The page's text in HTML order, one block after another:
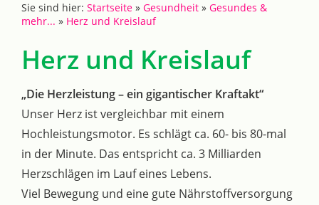
Sie sind hier: Startseite » Gesundheit » Gesundes &
mehr... » Herz und Kreislauf
Herz und Kreislauf
„Die Herzleistung – ein gigantischer Kraftakt“
Unser Herz ist vergleichbar mit einem
Hochleistungsmotor. Es schlägt ca. 60- bis 80-mal
in der Minute. Das entspricht ca. 3 Milliarden
Herzschlägen im Lauf eines Lebens.
Viel Bewegung und eine gute Nährstoffversorgung